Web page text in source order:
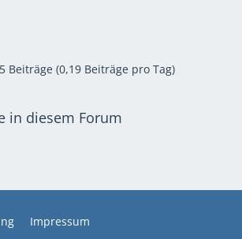
Beiträge (0,19 Beiträge pro Tag)
in diesem Forum
Impressum